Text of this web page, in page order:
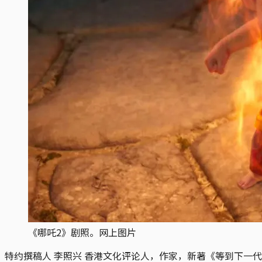
《哪吒2》剧照。网上图片
特约撰稿人 李照兴 香港文化评论人，作家，新著《等到下